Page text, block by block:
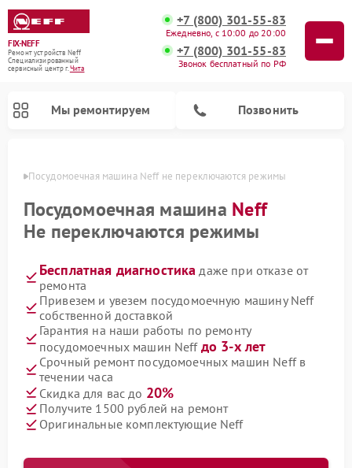
FIX-NEFF
Ремонт устройств Neff
Специализированный
cервисный центр г.Чита
+7 (800) 301-55-83
Ежедневно, с 10:00 до 20:00
+7 (800) 301-55-83
Звонок бесплатный по РФ
Мы ремонтируем Позвонить
Посудомоечная машина Neff не переключаются режимы
Посудомоечная машина Neff
Не переключаются режимы
Бесплатная диагностика даже при отказе от
ремонта
Привезем и увезем посудомоечную машину Neff
собственной доставкой
Гарантия на наши работы по ремонту
посудомоечных машин Neff до 3-х лет
Срочный ремонт посудомоечных машин Neff в
течении часа
Скидка для вас до 20%
Получите 1500 рублей на ремонт
Оригинальные комплектующие Neff